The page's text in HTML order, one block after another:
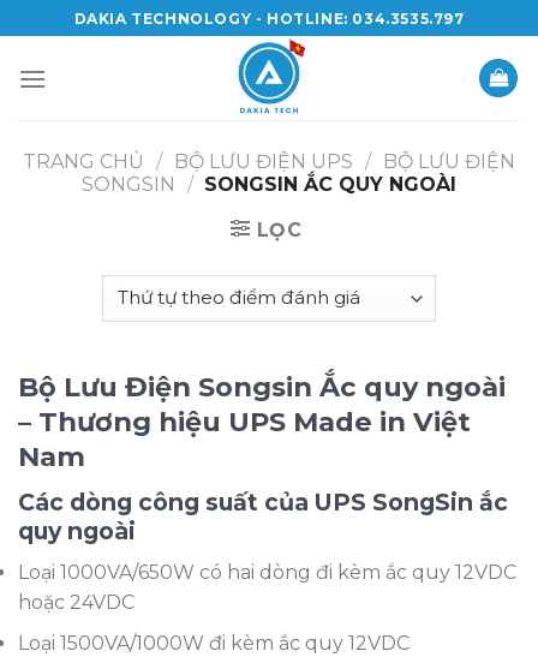
to
content
DAKIA TECHNOLOGY - HOTLINE: 034.3535.797
TRANG CHỦ / BỘ LƯU ĐIỆN UPS /
BỘ LƯU ĐIỆN
SONGSIN
/ SONGSIN ẮC QUY NGOÀI
LỌC
Bộ Lưu Điện Songsin Ắc quy ngoài
– Thương hiệu UPS Made in Việt
Nam
Các dòng công suất của UPS SongSin ắc
quy ngoài
Loại 1000VA/650W có hai dòng đi kèm ắc quy 12VDC
hoặc 24VDC
Loại 1500VA/1000W đi kèm ắc quy 12VDC